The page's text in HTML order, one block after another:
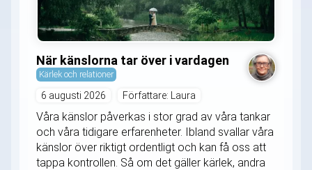
När känslorna tar över i vardagen
Kärlek och relationer
6 augusti 2026 Författare: Laura
Våra känslor påverkas i stor grad av våra tankar
och våra tidigare erfarenheter. Ibland svallar våra
känslor över riktigt ordentligt och kan få oss att
tappa kontrollen. Så om det gäller kärlek, andra